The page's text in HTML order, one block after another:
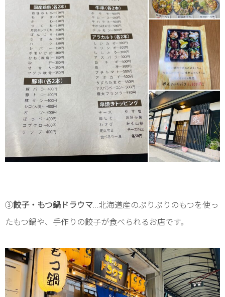
③餃子・もつ鍋ドラウマ …北海道産のぷりぷりのもつを使っ
たもつ鍋や、手作りの餃子が食べられるお店です。